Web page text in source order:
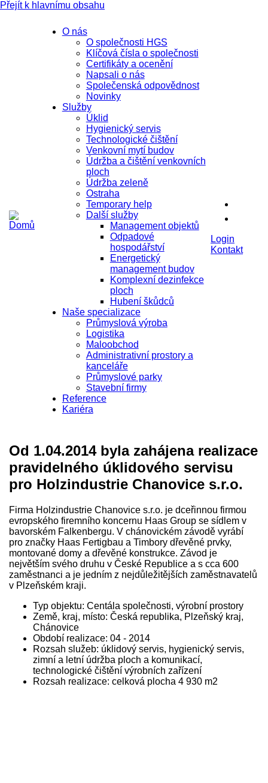
Přejít k hlavnímu obsahu
O nás
O společnosti HGS
Klíčová čísla o společnosti
Certifikáty a ocenění
Napsali o nás
Společenská odpovědnost
Novinky
Služby
Úklid
Hygienický servis
Technologické čištění
Venkovní mytí budov
Údržba a čištění venkovních
ploch
Údržba zeleně
Ostraha
Temporary help
Další služby
Management objektů
Odpadové
hospodářství
Energetický
management budov
Komplexní dezinfekce
ploch
Hubení škůdců
Naše specializace
Průmyslová výroba
Logistika
Maloobchod
Administrativní prostory a
kanceláře
Průmyslové parky
Stavební firmy
Reference
Kariéra
Login
Kontakt
Od 1.04.2014 byla zahájena realizace
pravidelného úklidového servisu
pro Holzindustrie Chanovice s.r.o.
Firma Holzindustrie Chanovice s.r.o. je dceřinnou firmou
evropského firemního koncernu Haas Group se sídlem v
bavorském Falkenbergu. V chánovickém závodě vyrábí
pro značky Haas Fertigbau a Timbory dřevěné prvky,
montované domy a dřevěné konstrukce. Závod je
největším svého druhu v České Republice a s cca 600
zaměstnanci a je jedním z nejdůležitějších zaměstnavatelů
v Plzeňském kraji.
Typ objektu: Centála společnosti, výrobní prostory
Země, kraj, místo: Česká republika, Plzeňský kraj,
Chánovice
Období realizace: 04 - 2014
Rozsah služeb: úklidový servis, hygienický servis,
zimní a letní údržba ploch a komunikací,
technologické čištění výrobních zařízení
Rozsah realizace: celková plocha 4 930 m2